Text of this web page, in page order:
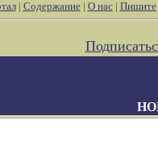
| Содержание| О нас| Пишите